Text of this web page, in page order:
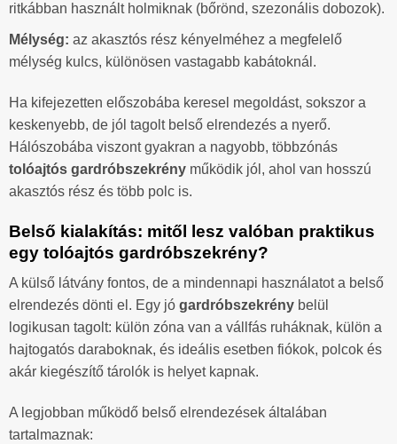
ritkábban használt holmiknak (bőrönd, szezonális dobozok).
Mélység: az akasztós rész kényelméhez a megfelelő
mélység kulcs, különösen vastagabb kabátoknál.
Ha kifejezetten előszobába keresel megoldást, sokszor a
keskenyebb, de jól tagolt belső elrendezés a nyerő.
Hálószobába viszont gyakran a nagyobb, többzónás
tolóajtós gardróbszekrény működik jól, ahol van hosszú
akasztós rész és több polc is.
Belső kialakítás: mitől lesz valóban praktikus
egy tolóajtós gardróbszekrény?
A külső látvány fontos, de a mindennapi használatot a belső
elrendezés dönti el. Egy jó gardróbszekrény belül
logikusan tagolt: külön zóna van a vállfás ruháknak, külön a
hajtogatós daraboknak, és ideális esetben fiókok, polcok és
akár kiegészítő tárolók is helyet kapnak.
A legjobban működő belső elrendezések általában
tartalmaznak: